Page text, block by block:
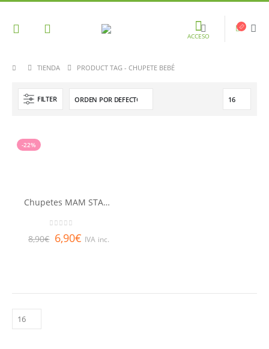
ACCESO
TIENDA PRODUCT TAG - CHUPETE BEBÉ
FILTER
-22%
Chupetes MAM START 0-2 meses silicona
8,90€ 6,90€ IVA inc.